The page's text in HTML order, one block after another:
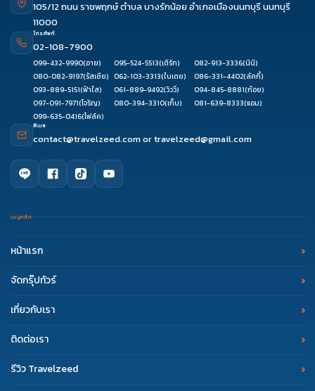
105/12 ถนน ราชพฤกษ์ ตำบล บางรักน้อย อำเภอเมืองนนทบุรี นนทบุรี
11000
โทรศัพท์
02-108-7900
099-432-9990(อาย) 095-524-5513(เติร์ก) 082-913-3336(นินิ)
080-082-9197(รัสเซีย) 062-103-3313(ใบเตย) 086-331-4402(ลัคกี้)
093-889-5151(ฟ้าใส) 061-889-9492(วิววี่) 094-845-8881(ก้อย)
097-091-7971(โจริญ) 080-394-3310(เก็บ) 081-639-8333(แอม)
099-635-0416(โฟล์ค)
อีเมล
contact@travelzeed.comortravelzeed@gmail.com
เมนูหลัก
หน้าแรก
จัดกรุ๊ปทัวร์
เกี่ยวกับเรา
ติดต่อเรา
รีวิว Travelzeed